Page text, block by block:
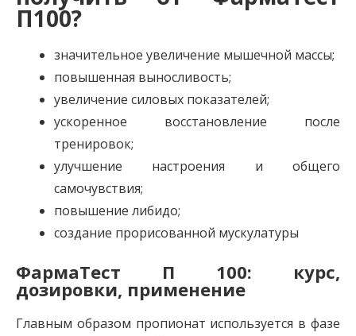
П100?
значительное увеличение мышечной массы;
повышенная выносливость;
увеличение силовых показателей;
ускоренное восстановление после
тренировок;
улучшение настроения и общего
самочувствия;
повышение либидо;
создание прорисованной мускулатуры
ФармаТест П 100: курс,
дозировки, применение
Главным образом пропионат используется в фазе